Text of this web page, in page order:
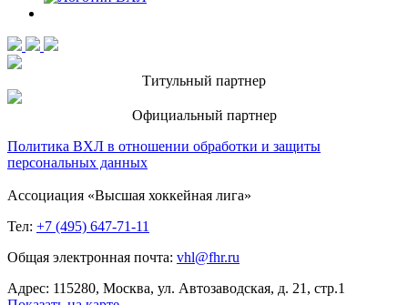
Титульный партнер
Официальный партнер
Политика ВХЛ в отношении обработки и защиты
персональных данных
Ассоциация «Высшая хоккейная лига»
Тел: +7 (495) 647-71-11
Общая электронная почта: vhl@fhr.ru
Адрес: 115280, Москва, ул. Автозаводская, д. 21, стр.1